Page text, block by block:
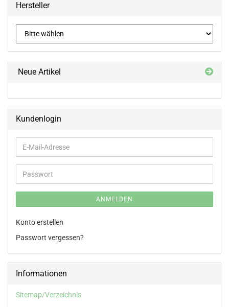
Hersteller
Neue Artikel
Kundenlogin
E-
Mail-
Adresse
Passwort
ANMELDEN
Konto erstellen
Passwort vergessen?
Informationen
Sitemap/Verzeichnis